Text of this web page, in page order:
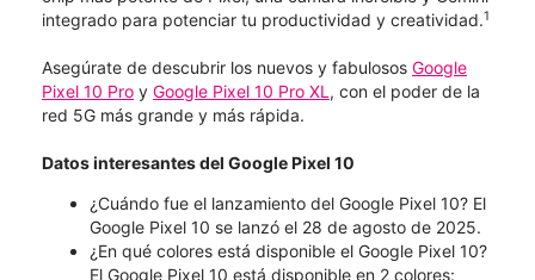
integrado para potenciar tu productividad y creatividad.1
Asegúrate de descubrir los nuevos y fabulosos Google
Pixel 10 Pro y Google Pixel 10 Pro XL , con el poder de la
red 5G más grande y más rápida.
Datos interesantes del Google Pixel 10
¿Cuándo fue el lanzamiento del Google Pixel 10? El
Google Pixel 10 se lanzó el 28 de agosto de 2025.
¿En qué colores está disponible el Google Pixel 10?
El Google Pixel 10 está disponible en 2 colores: